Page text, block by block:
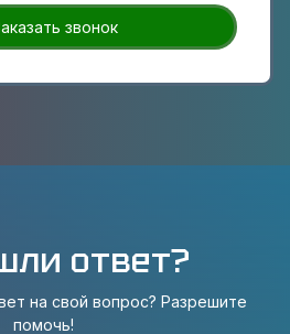
звонок
ответ?
на свой вопрос? Разрешите
помочь!